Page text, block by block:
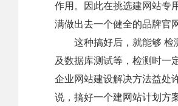
作用。因此在挑选建网站专
满做出去一个健全的品牌官网
这种搞好后，就能够 检测
及数据库测试等，检测时一
企业网站建设解决方法益处
说，搞好一个建网站计划方